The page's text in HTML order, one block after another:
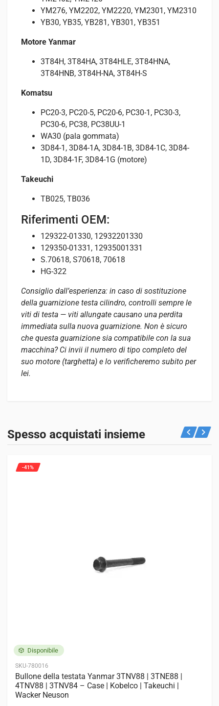
YM276, YM2202, YM2220, YM2301, YM2310
YB30, YB35, YB281, YB301, YB351
Motore Yanmar
3T84H, 3T84HA, 3T84HLE, 3T84HNA,
3T84HNB, 3T84H-NA, 3T84H-S
Komatsu
PC20-3, PC20-5, PC20-6, PC30-1, PC30-3,
PC30-6, PC38, PC38UU-1
WA30 (pala gommata)
3D84-1, 3D84-1A, 3D84-1B, 3D84-1C, 3D84-
1D, 3D84-1F, 3D84-1G (motore)
Takeuchi
TB025, TB036
Riferimenti OEM:
129322-01330, 12932201330
129350-01331, 12935001331
S.70618, S70618, 70618
HG-322
Consiglio dall’esperienza: in caso di sostituzione
della guarnizione testa cilindro, controlli sempre le
viti di testa — viti allungate causano una perdita
immediata sulla nuova guarnizione. Non è sicuro
che questa guarnizione sia compatibile con la sua
macchina? Ci invii il numero di tipo completo del
suo motore (targhetta) e lo verificheremo subito per
lei.
0,3 kg
Vedi sotto per quali macchine è adatto questo prodotto.
YANMAR
Spesso acquistati insieme
Disponibile
SKU-780016
-41%
Bullone della testata Yanmar 3TNV88 | 3TNE88 |
4TNV88 | 3TNV84 – Case | Kobelco | Takeuchi |
Wacker Neuson